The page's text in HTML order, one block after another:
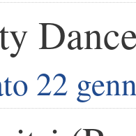
22